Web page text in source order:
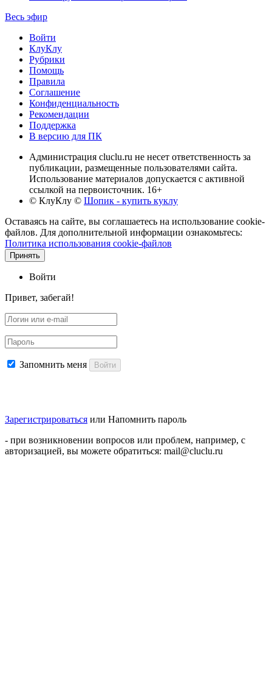
Весь эфир
Войти
КлуКлу
Рубрики
Помощь
Правила
Соглашение
Конфиденциальность
Рекомендации
Поддержка
В версию для ПК
Администрация cluclu.ru не несет ответственность за
публикации, размещенные пользователями сайта.
Использование материалов допускается с активной
ссылкой на первоисточник. 16+
© КлуКлу © Шопик - купить куклу
Оставаясь на сайте, вы соглашаетесь на использование cookie-
файлов. Для дополнительной информации ознакомьтесь:
Политика использования cookie-файлов
Принять
Войти
Привет, забегай!
Запомнить меня Войти
Зарегистрироваться или Напомнить пароль
- при возникновении вопросов или проблем, например, с
авторизацией, вы можете обратиться: mail@cluclu.ru